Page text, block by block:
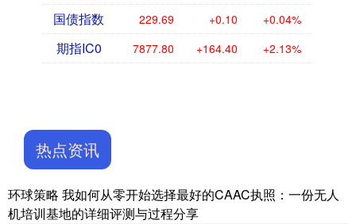
国债指数 229.69 +0.10 +0.04%
期指IC0 7877.80 +164.40 +2.13%
热点资讯
环球策略 我如何从零开始选择最好的CAAC执照：一份无人
机培训基地的详细评测与过程分享